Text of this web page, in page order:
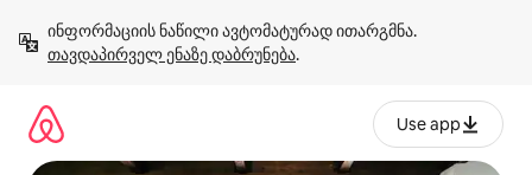
გადასვლა
თავდაპირველ ენაზე დაბრუნება.
Use app